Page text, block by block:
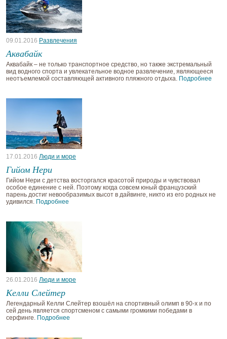
09.01.2016 Развлечения
Аквабайк
Аквабайк – не только транспортное средство, но также экстремальный
вид водного спорта и увлекательное водное развлечение, являющееся
неотъемлемой составляющей активного пляжного отдыха. Подробнее
17.01.2016 Люди и море
Гийом Нери
Гийом Нери с детства восторгался красотой природы и чувствовал
особое единение с ней. Поэтому когда совсем юный французский
парень достиг невообразимых высот в дайвинге, никто из его родных не
удивился. Подробнее
26.01.2016 Люди и море
Келли Слейтер
Легендарный Келли Слейтер взошёл на спортивный олимп в 90-х и по
сей день является спортсменом с самыми громкими победами в
серфинге. Подробнее